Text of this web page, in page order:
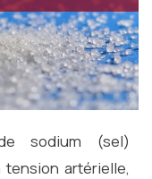
sodium (sel)
tension artérielle,